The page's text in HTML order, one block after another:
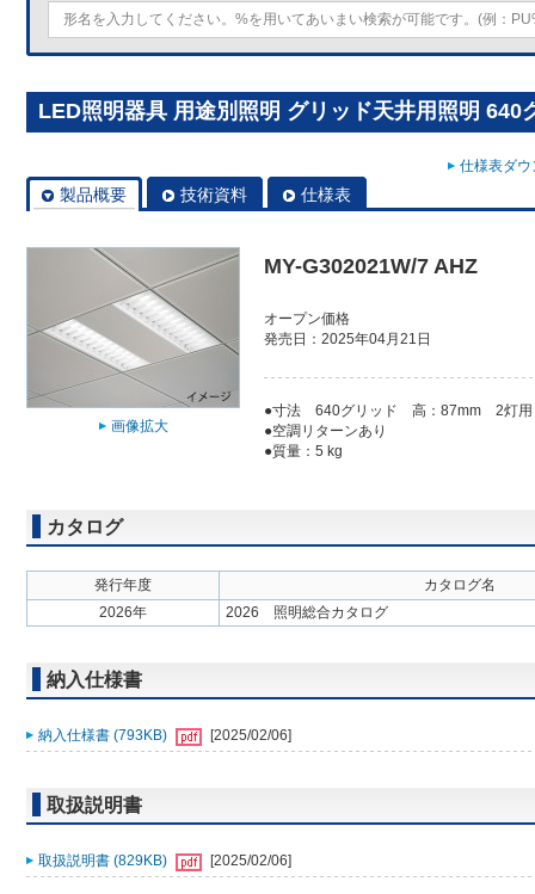
LED照明器具 用途別照明 グリッド天井用照明 640
仕様表ダ
製品概要 技術資料 仕様表
画像拡大
MY-G302021W/7 AHZ
オープン価格
発売日：2025年04月21日
●寸法 640グリッド 高：87mm 2灯用
●空調リターンあり
●質量：5 kg
カタログ
発行年度
カタログ名
2026年
2026 照明総合カタログ
納入仕様書
納入仕様書 (793KB) [2025/02/06]
取扱説明書
取扱説明書 (829KB) [2025/02/06]